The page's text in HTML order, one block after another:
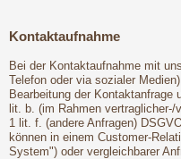
Kontaktaufnahme
Bei der Kontaktaufnahme mit
Telefon oder via sozialer
Bearbeitung der Kontaktanfrage
lit. b. (im Rahmen vertraglicher-/
1 lit. f. (andere Anfragen)
können in einem Customer-
System") oder vergleichbarer